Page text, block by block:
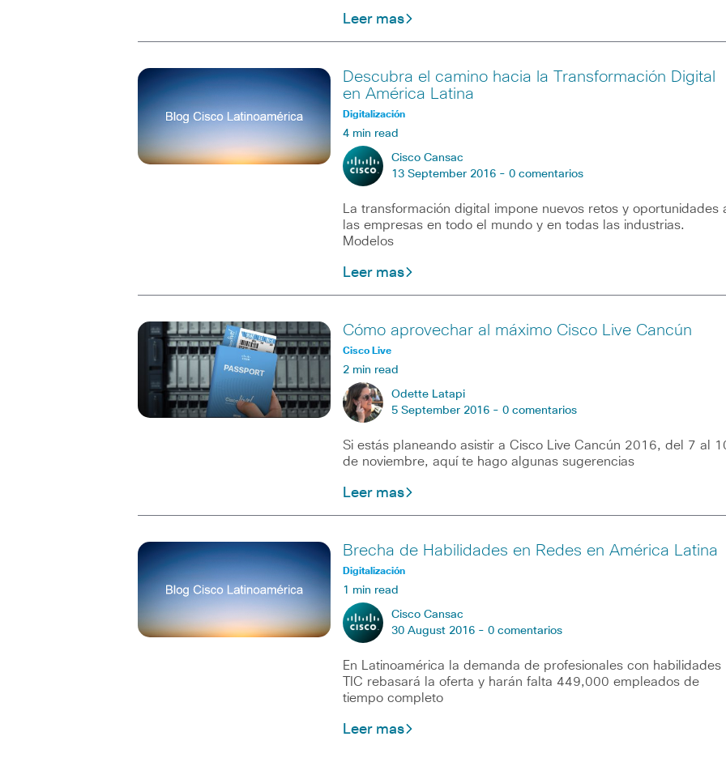
Leer mas
Descubra el camino hacia la Transformación Digital
en América Latina
Digitalización
4 min read
Cisco Cansac
13 September 2016 - 0 comentarios
La transformación digital impone nuevos retos y oportunidades
las empresas en todo el mundo y en todas las industrias.
Modelos
Leer mas
Cómo aprovechar al máximo Cisco Live Cancún
Cisco Live
2 min read
Odette Latapi
5 September 2016 - 0 comentarios
Si estás planeando asistir a Cisco Live Cancún 2016, del 7 al
de noviembre, aquí te hago algunas sugerencias
Leer mas
Brecha de Habilidades en Redes en América Latina
Digitalización
1 min read
Cisco Cansac
30 August 2016 - 0 comentarios
En Latinoamérica la demanda de profesionales con habilidades
TIC rebasará la oferta y harán falta 449,000 empleados de
tiempo completo
Leer mas